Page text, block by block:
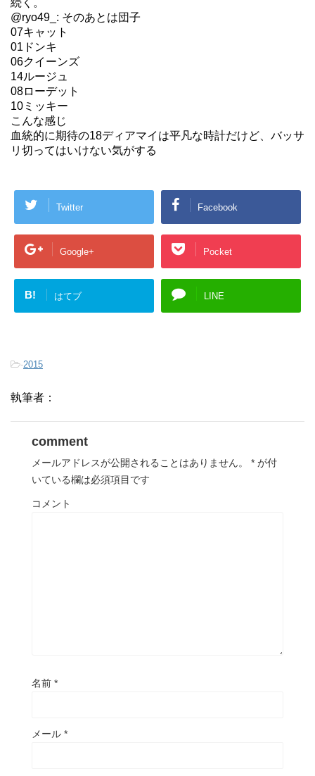
続く。
@ryo49_: そのあとは団子
07キャット
01ドンキ
06クイーンズ
14ルージュ
08ローデット
10ミッキー
こんな感じ
血統的に期待の18ディアマイは平凡な時計だけど、バッサ
リ切ってはいけない気がする
Twitter Facebook
Google+ Pocket
B! はてブ LINE
-2015
執筆者：
comment
メールアドレスが公開されることはありません。 * が付
いている欄は必須項目です
コメント
名前 *
メール *